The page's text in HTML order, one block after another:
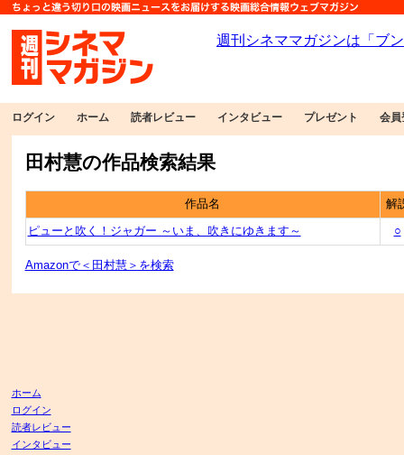
ログイン ホーム 読者レビュー インタビュー プレゼント 会員
田村慧の作品検索結果
作品名 解
ピューと吹く！ジャガー ～いま、吹きにゆきます～ ○
Amazonで＜田村慧＞を検索
ホーム
ログイン
読者レビュー
インタビュー